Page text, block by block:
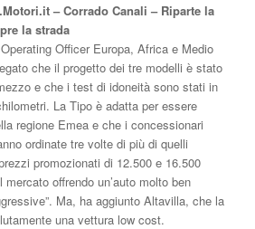
– Corrado Canali – Riparte la
la strada
Officer Europa, Africa e Medio
che il progetto dei tre modelli è stato
e che i test di idoneità sono stati in
La Tipo è adatta per essere
regione Emea e che i concessionari
ordinate tre volte di più di quelli
promozionati di 12.500 e 16.500
offrendo un’auto molto ben
Ma, ha aggiunto Altavilla, che la
una vettura low cost.